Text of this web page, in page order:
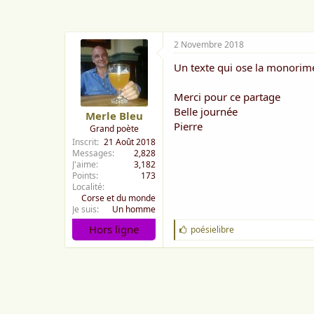
Merle Bleu
Grand poète
Inscrit 21 Août 2018
Messages
2,828
J'aime
3,182
Points
173
Localité
Corse et du monde
Je suis
Un homme
Hors ligne
2 Novembre 2018
Un texte qui ose la
Merci pour ce partage
Belle journée
Pierre
J
'
a
poésielibre